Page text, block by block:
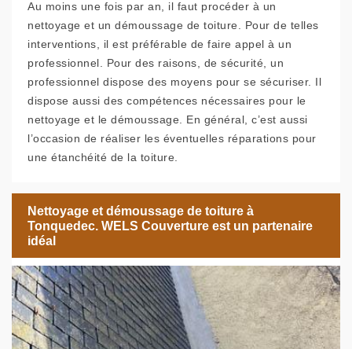
Au moins une fois par an, il faut procéder à un
nettoyage et un démoussage de toiture. Pour de telles
interventions, il est préférable de faire appel à un
professionnel. Pour des raisons, de sécurité, un
professionnel dispose des moyens pour se sécuriser. Il
dispose aussi des compétences nécessaires pour le
nettoyage et le démoussage. En général, c’est aussi
l’occasion de réaliser les éventuelles réparations pour
une étanchéité de la toiture.
Nettoyage et démoussage de toiture à
Tonquedec. WELS Couverture est un partenaire
idéal